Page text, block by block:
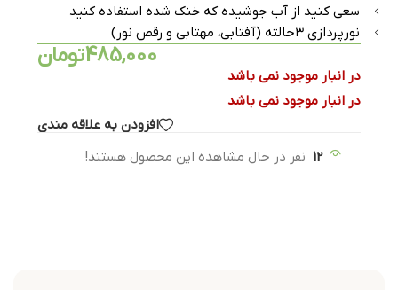
سعی کنید از آب جوشیده که خنک شده استفاده کنید
نورپردازی ۳حالته (آفتابی، مهتابی و رقص نور)
485,000تومان
در انبار موجود نمی باشد
در انبار موجود نمی باشد
افزودن به علاقه مندی
12 نفر در حال مشاهده این محصول هستند!